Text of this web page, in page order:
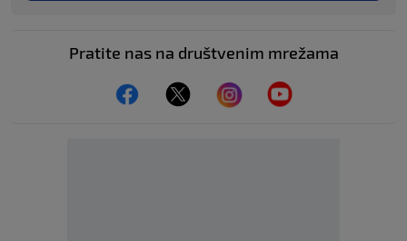
Pratite nas na društvenim mrežama